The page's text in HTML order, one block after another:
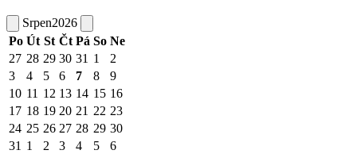
Srpen2026
Po Út St Čt Pá So Ne
27 28 29 30 31 1
2
3
4 5 6 7 8
9
10 11 12 13 14 15 16
17 18 19 20 21 22 23
24 25 26 27 28 29 30
31 1 2 3 4 5 6